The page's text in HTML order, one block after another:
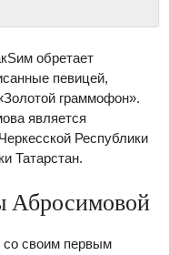
обретает
певицей,
граммофон».
является
Республики
Татарстан.
Абросимовой
со своим первым